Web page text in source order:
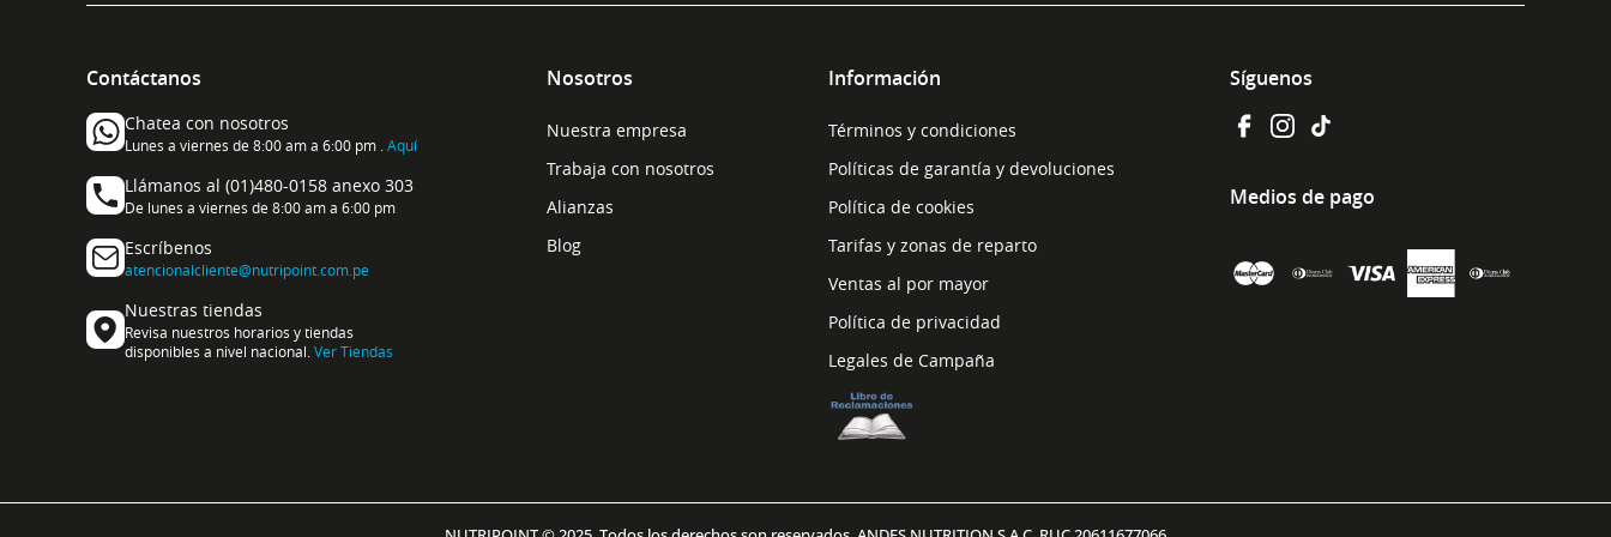
Contáctanos
Chatea con nosotros
Lunes a viernes de 8:00 am a 6:00 pm . Aquí
Llámanos al (01)480-0158 anexo 303
De lunes a viernes de 8:00 am a 6:00 pm
Escríbenos
atencionalcliente@nutripoint.com.pe
Nuestras tiendas
Revisa nuestros horarios y tiendas
disponibles a nivel nacional. Ver Tiendas
Nosotros
Nuestra empresa
Trabaja con nosotros
Alianzas
Blog
Información
Términos y condiciones
Políticas de garantía y devoluciones
Política de cookies
Tarifas y zonas de reparto
Ventas al por mayor
Política de privacidad
Legales de Campaña
Síguenos
Medios de pago